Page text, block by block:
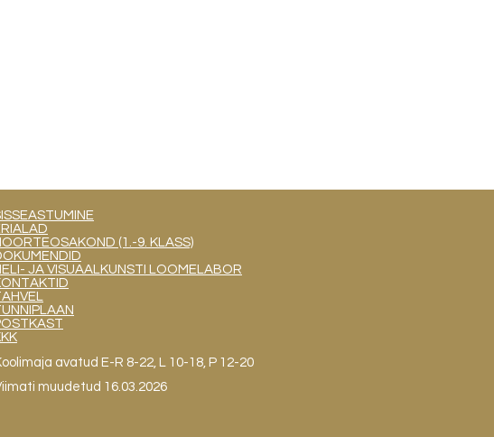
(1.-9. KLASS)
JA VISUAALKUNSTI LOOMELABOR
avatud E-R 8-22, L 10-18, P 12-20
muudetud 16.03.2026